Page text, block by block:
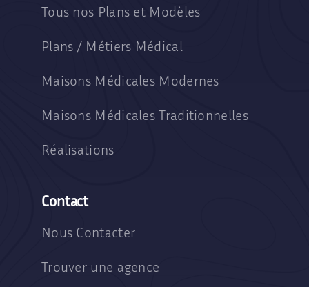
Tous nos Plans et Modèles
Plans / Métiers Médical
Maisons Médicales Modernes
Maisons Médicales Traditionnelles
Réalisations
Contact
Nous Contacter
Trouver une agence